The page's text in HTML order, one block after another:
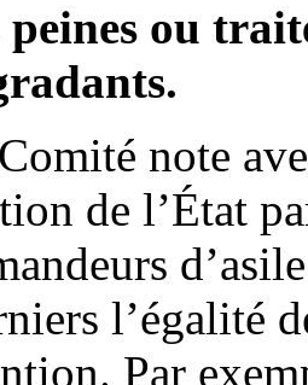
peines ou
note
de l’État
l’égalité
Par